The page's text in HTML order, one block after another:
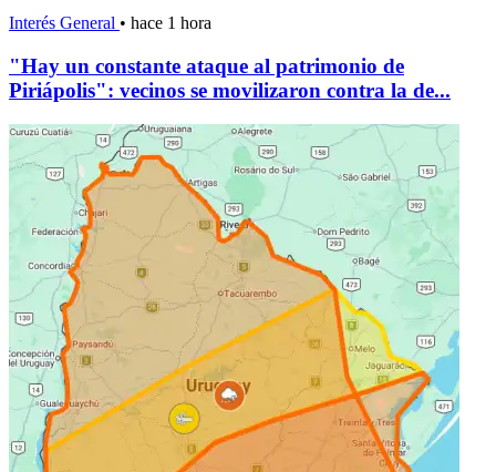
Interés General • hace 1 hora
"Hay un constante ataque al patrimonio de
Piriápolis": vecinos se movilizaron contra la de...